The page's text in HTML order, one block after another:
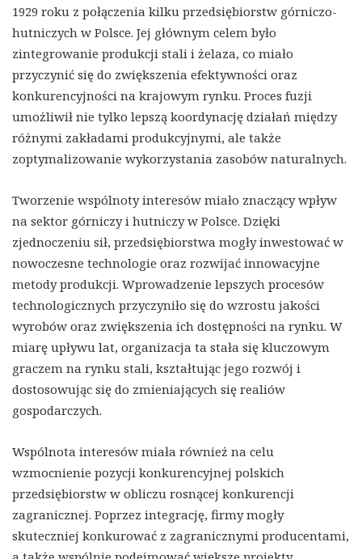
1929 roku z połączenia kilku przedsiębiorstw górniczo-
hutniczych w Polsce. Jej głównym celem było
zintegrowanie produkcji stali i żelaza, co miało
przyczynić się do zwiększenia efektywności oraz
konkurencyjności na krajowym rynku. Proces fuzji
umożliwił nie tylko lepszą koordynację działań między
różnymi zakładami produkcyjnymi, ale także
zoptymalizowanie wykorzystania zasobów naturalnych.
Tworzenie wspólnoty interesów miało znaczący wpływ
na sektor górniczy i hutniczy w Polsce. Dzięki
zjednoczeniu sił, przedsiębiorstwa mogły inwestować w
nowoczesne technologie oraz rozwijać innowacyjne
metody produkcji. Wprowadzenie lepszych procesów
technologicznych przyczyniło się do wzrostu jakości
wyrobów oraz zwiększenia ich dostępności na rynku. W
miarę upływu lat, organizacja ta stała się kluczowym
graczem na rynku stali, kształtując jego rozwój i
dostosowując się do zmieniających się realiów
gospodarczych.
Wspólnota interesów miała również na celu
wzmocnienie pozycji konkurencyjnej polskich
przedsiębiorstw w obliczu rosnącej konkurencji
zagranicznej. Poprzez integrację, firmy mogły
skuteczniej konkurować z zagranicznymi producentami,